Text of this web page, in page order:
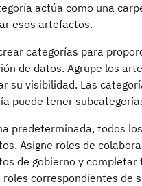
actúa como una
esos artefactos.
categorías para
de datos. Agrupe los
su visibilidad. Las
puede tener
predeterminada, todos
Asigne roles de
de gobierno y completar
roles correspondientes de